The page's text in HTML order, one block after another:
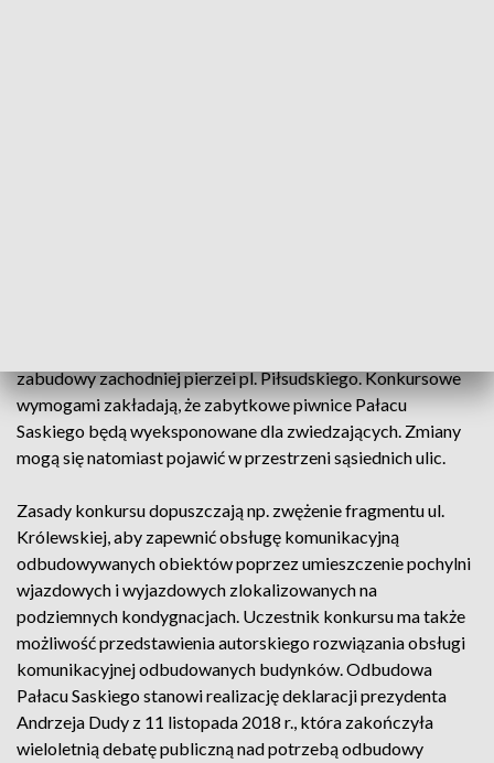
zabudowy zachodniej pierzei pl. Piłsudskiego. Konkursowe
wymogami zakładają, że zabytkowe piwnice Pałacu
Saskiego będą wyeksponowane dla zwiedzających. Zmiany
mogą się natomiast pojawić w przestrzeni sąsiednich ulic.
Zasady konkursu dopuszczają np. zwężenie fragmentu ul.
Królewskiej, aby zapewnić obsługę komunikacyjną
odbudowywanych obiektów poprzez umieszczenie pochylni
wjazdowych i wyjazdowych zlokalizowanych na
podziemnych kondygnacjach. Uczestnik konkursu ma także
możliwość przedstawienia autorskiego rozwiązania obsługi
komunikacyjnej odbudowanych budynków. Odbudowa
Pałacu Saskiego stanowi realizację deklaracji prezydenta
Andrzeja Dudy z 11 listopada 2018 r., która zakończyła
wieloletnią debatę publiczną nad potrzebą odbudowy